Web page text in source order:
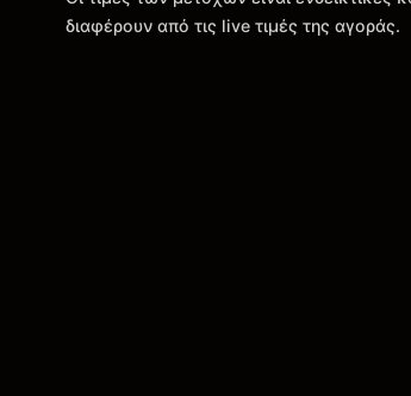
διαφέρουν από τις live τιμές της αγοράς.